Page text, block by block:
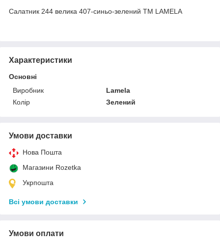
Салатник 244 велика 407-синьо-зелений ТМ LAMELA
Характеристики
Основні
Виробник
Lamela
Колір
Зелений
Умови доставки
Нова Пошта
Магазини Rozetka
Укрпошта
Всі умови доставки
Умови оплати